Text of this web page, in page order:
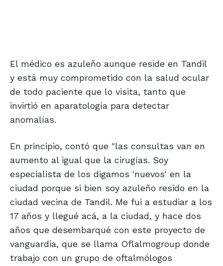
El médico es azuleño aunque reside en Tandil
y está muy comprometido con la salud ocular
de todo paciente que lo visita, tanto que
invirtió en aparatología para detectar
anomalías.
En principio, contó que "las consultas van en
aumento al igual que la cirugías. Soy
especialista de los digamos 'nuevos' en la
ciudad porque si bien soy azuleño resido en la
ciudad vecina de Tandil. Me fui a estudiar a los
17 años y llegué acá, a la ciudad, y hace dos
años que desembarqué con este proyecto de
vanguardia, que se llama Oflalmogroup donde
trabajo con un grupo de oftalmólogos